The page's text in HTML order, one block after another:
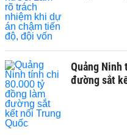
Quảng
đường sắt